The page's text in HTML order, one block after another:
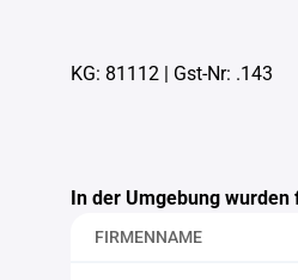
KG: 81112 | Gst-Nr: .143
In der Umgebung
FIRMENNAME